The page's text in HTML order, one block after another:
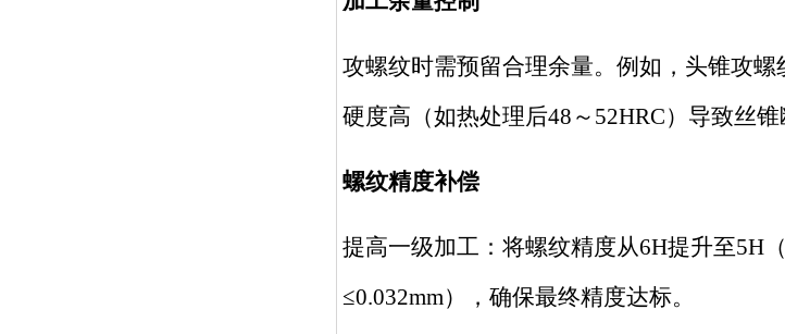
攻螺纹时需预留合理余量。例如，头锥攻螺
硬度高（如热处理后48～52HRC）导致丝锥
螺纹精度补偿
提高一级加工：将螺纹精度从6H提升至5H
≤0.032mm），确保最终精度达标。